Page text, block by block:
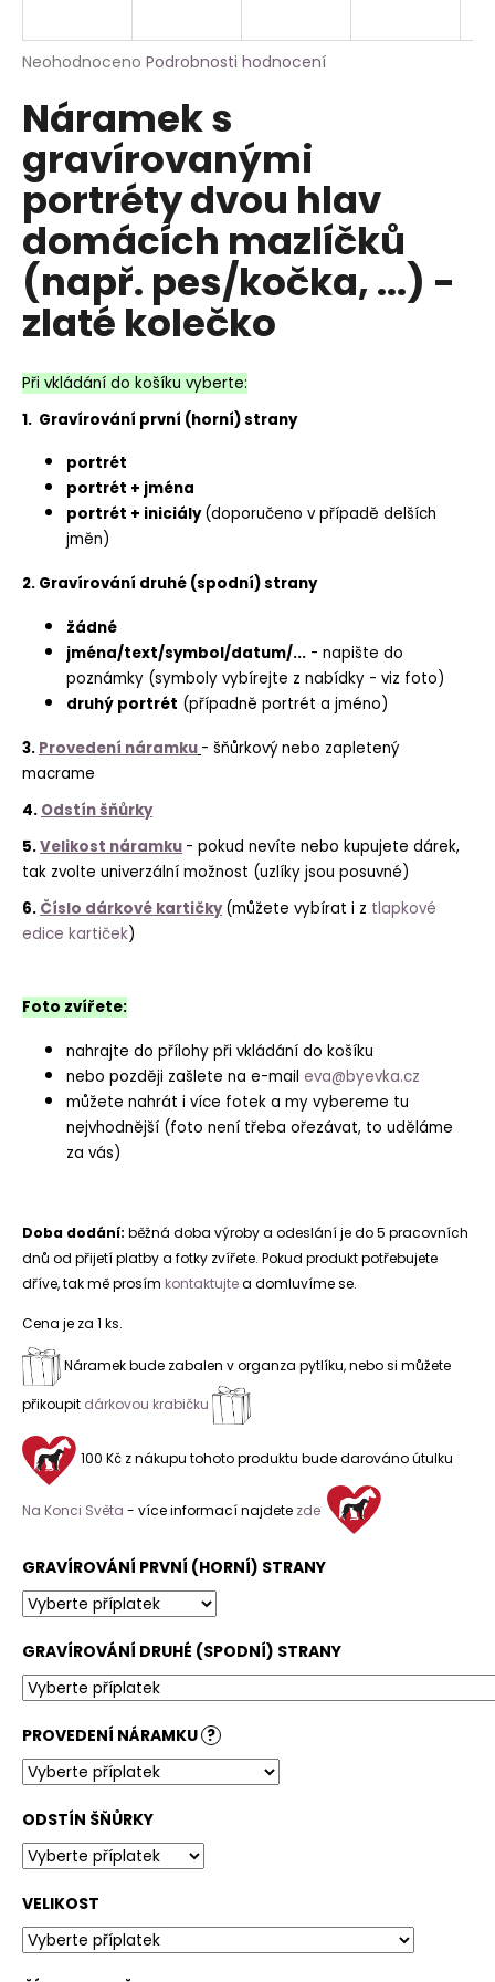
Průměrné
produktu
je
z
5
hvězdiček.
Neohodnoceno Podrobnosti hodnocení
Náramek s
gravírovanými
portréty dvou hlav
domácích mazlíčků
(např. pes/kočka, ...) -
zlaté kolečko
Při vkládání do košíku vyberte:
1. Gravírování první (horní) strany
portrét
portrét + jména
portrét + iniciály(doporučeno v případě delších
jměn)
2. Gravírování druhé (spodní) strany
žádné
jména/text/symbol/datum/... - napište do
poznámky (symboly vybírejte z nabídky - viz foto)
druhý portrét (případně portrét a jméno)
3. Provedení náramku - šňůrkový nebo zapletený
macrame
4. Odstín šňůrky
5.Velikost náramku - pokud nevíte nebo kupujete dárek,
tak zvolte univerzální možnost (uzlíky jsou posuvné)
6. Číslo dárkové kartičky (můžete vybírat i z tlapkové
edice kartiček)
Foto zvířete:
nahrajte do přílohy při vkládání do košíku
nebo později zašlete na e-mail eva@byevka.cz
můžete nahrát i více fotek a my vybereme tu
nejvhodnější (foto není třeba ořezávat, to uděláme
za vás)
Doba dodání: běžná doba výroby a odeslání je do 5 pracovních
dnů od přijetí platby a fotky zvířete. Pokud produkt potřebujete
dříve, tak mě prosím kontaktujtea domluvíme se.
Cena je za 1 ks.
Náramek bude zabalen v organza pytlíku, nebo si můžete
přikoupit dárkovou krabičku
100 Kč z nákupu tohoto produktu bude darováno útulku
Na Konci Světa - více informací najdete zde
GRAVÍROVÁNÍ PRVNÍ (HORNÍ) STRANY
GRAVÍROVÁNÍ DRUHÉ (SPODNÍ) STRANY
PROVEDENÍ NÁRAMKU ?
ODSTÍN ŠŇŮRKY
VELIKOST
j
t
?
HLEDAT